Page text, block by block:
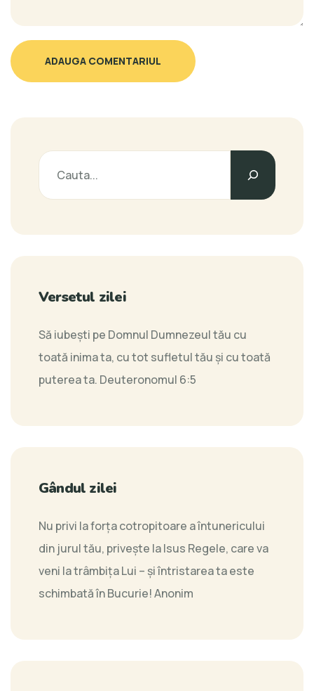
ADAUGA COMENTARIUL
Versetul zilei
Să iubeşti pe Domnul Dumnezeul tău cu
toată inima ta, cu tot sufletul tău şi cu toată
puterea ta. Deuteronomul 6:5
Gândul zilei
Nu privi la forţa cotropitoare a întunericului
din jurul tău, priveşte la Isus Regele, care va
veni la trâmbiţa Lui – şi întristarea ta este
schimbată în Bucurie!Anonim